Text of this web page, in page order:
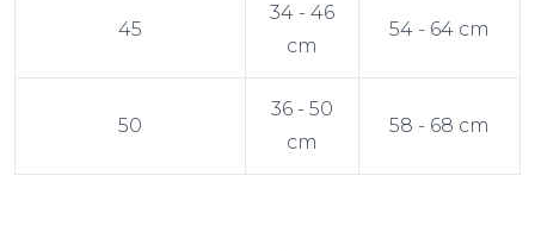
45
34 - 46
cm
54 - 64 cm
50
36 - 50
cm
58 - 68 cm